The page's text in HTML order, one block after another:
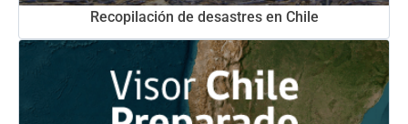
Recopilación de desastres en Chile